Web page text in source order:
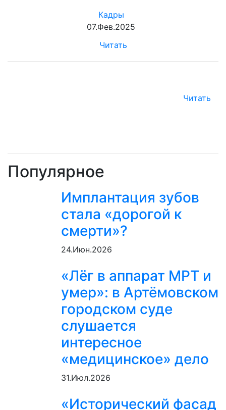
Кадры
07.Фев.2025
Читать
Читать
Популярное
Имплантация зубов
стала «дорогой к
смерти»?
24.Июн.2026
«Лёг в аппарат МРТ и
умер»: в Артёмовском
городском суде
слушается
интересное
«медицинское» дело
31.Июл.2026
«Исторический фасад